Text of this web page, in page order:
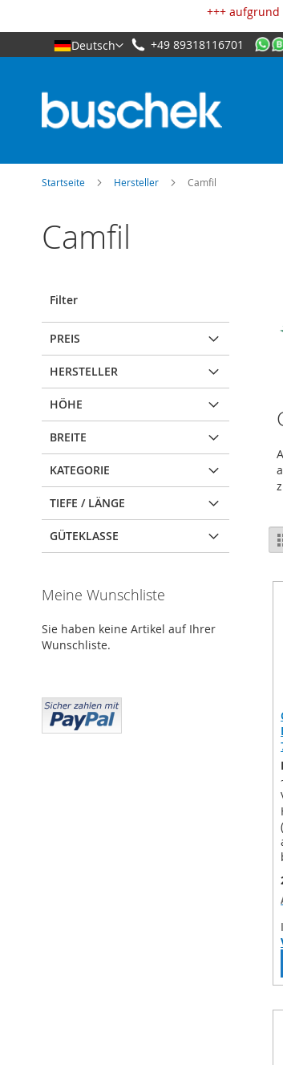
+++
Deutsch +49 89318116701
Startseite Hersteller Camfil
Camfil
Filter
PREIS
HERSTELLER
HÖHE
BREITE
KATEGORIE
TIEFE / LÄNGE
GÜTEKLASSE
Meine Wunschliste
Sie haben keine Artikel auf Ihrer
Wunschliste.